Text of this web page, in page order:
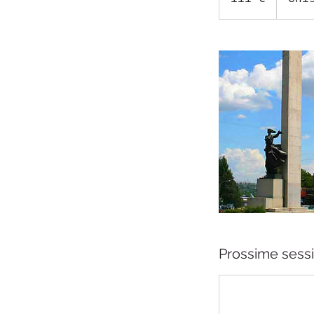
Prossime